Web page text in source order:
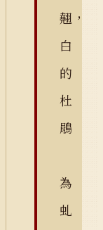
翹，
白
的
杜
鵑
為
虬